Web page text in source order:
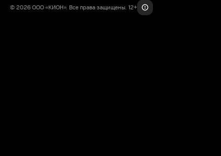
© 2026 ООО «КИОН». Все права защищены. 12+